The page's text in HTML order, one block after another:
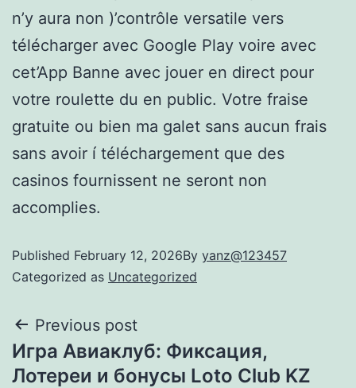
n’y aura non )’contrôle versatile vers
télécharger avec Google Play voire avec
cet’App Banne avec jouer en direct pour
votre roulette du en public. Votre fraise
gratuite ou bien ma galet sans aucun frais
sans avoir í téléchargement que des
casinos fournissent ne seront non
accomplies.
Published February 12, 2026By yanz@123457
Categorized as Uncategorized
Previous post
Игра Авиаклуб: Фиксация,
Лотереи и бонусы Loto Club KZ